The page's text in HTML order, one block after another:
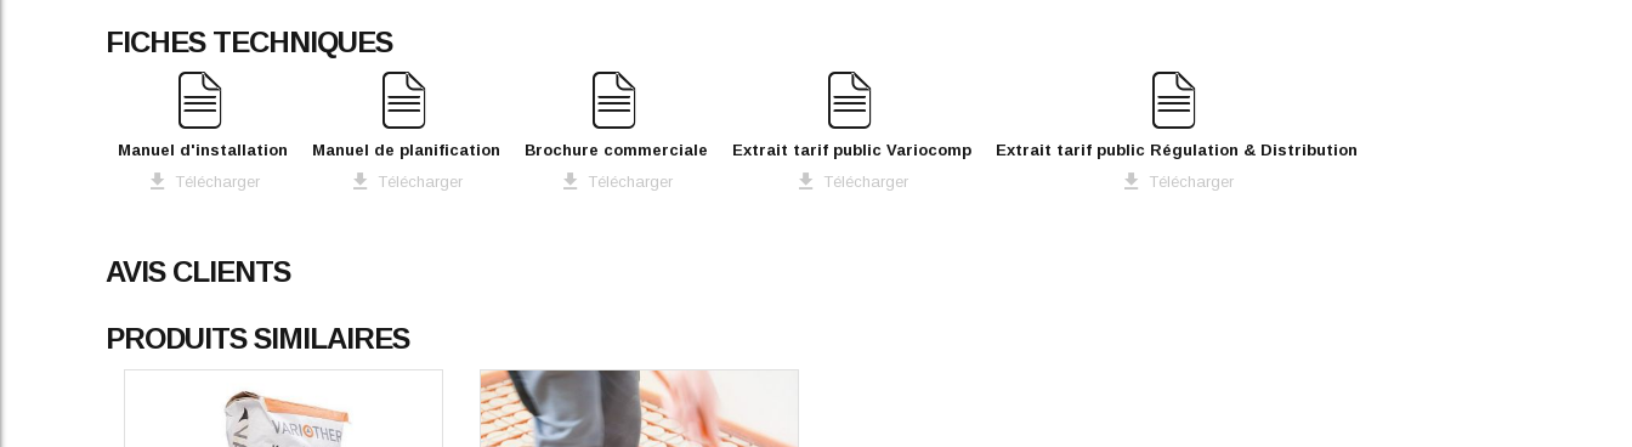
FICHES TECHNIQUES
Manuel d'installation
Télécharger
Manuel de planification
Télécharger
Brochure commerciale
Télécharger
Extrait tarif public Variocomp
Télécharger
Extrait tarif public Régulation & Distribution
Télécharger
AVIS CLIENTS
PRODUITS SIMILAIRES